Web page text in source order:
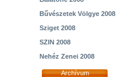
Bűvészetek Völgye 2008
Sziget 2008
SZIN 2008
Nehéz Zenei 2008
Archívum